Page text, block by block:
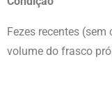
Fezes recentes
volume do frasco